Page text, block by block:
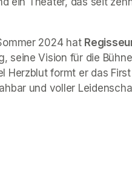
2024 hat
seine Vision für die
formt er das
und voller